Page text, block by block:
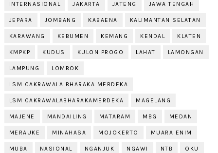
INTERNASIONAL JAKARTA JATENG JAWA TENGAH
JEPARA JOMBANG KABAENA KALIMANTAN SELATAN
KARAWANG KEBUMEN KEMANG KENDAL KLATEN
KMPKP KUDUS KULON PROGO LAHAT LAMONGAN
LAMPUNG LOMBOK
LSM CAKRAWALA BHARAKA MERDEKA
LSM CAKRAWALABHARAKAMERDEKA MAGELANG
MAJENE MANDAILING MATARAM MBG MEDAN
MERAUKE MINAHASA MOJOKERTO MUARA ENIM
MUBA NASIONAL NGANJUK NGAWI NTB OKU